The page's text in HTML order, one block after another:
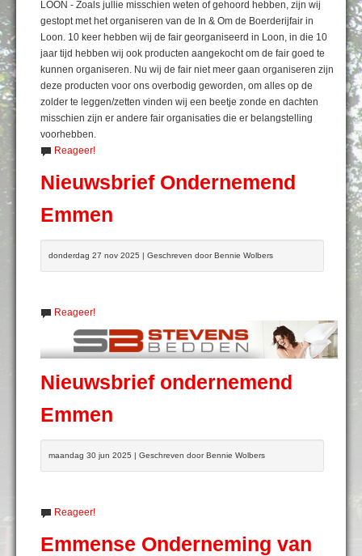
LOON - Zoals jullie misschien weten of gehoord hebben, zijn wij
gestopt met het organiseren van de In & Om de Boerderijfair in
Loon. 10 keer hebben wij de fair georganiseerd in Loon, in die 10
jaar tijd hebben wij ook producten aangekocht om de fair goed te
kunnen organiseren. Nu wij de fair niet meer gaan organiseren zijn
deze producten voor ons overbodig geworden, om alles op de
zolder te leggen/zetten vinden wij een beetje zonde en dachten
misschien zijn er andere fair organisaties die er belangstelling
voorhebben.
Reageer!
Nieuwsbrief Ondernemend
Emmen
donderdag 27 nov 2025 | Geschreven door Bennie Wolbers
Reageer!
Nieuwsbrief ondernemend
Emmen
maandag 30 jun 2025 | Geschreven door Bennie Wolbers
Reageer!
Emmense Onderneming van